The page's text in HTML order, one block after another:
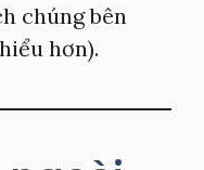
chúng bên
hơn).